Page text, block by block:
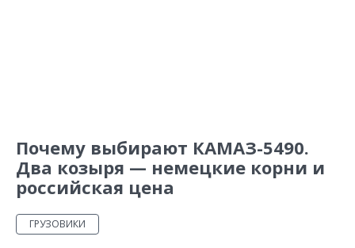
Почему выбирают КАМАЗ-5490.
Два козыря — немецкие корни и
российская цена
ГРУЗОВИКИ